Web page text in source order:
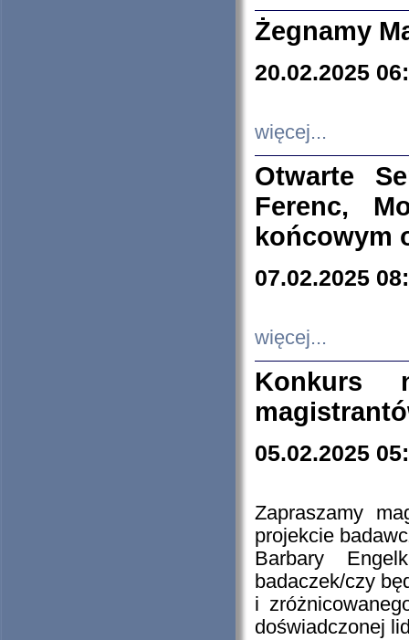
Żegnamy
20.02.2025
więcej...
Otwarte
Ferenc,
końcowym
07.02.2025
więcej...
Konkurs
05.02.2025
Zapraszamy
projekcie
Barbary
badaczek/czy
i
doświadczonej